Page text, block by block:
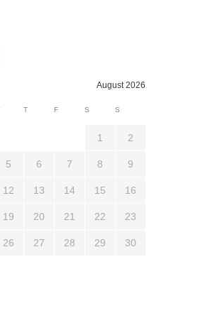
August 2026
T F S S
1 2
5 6 7 8 9
12 13 14 15 16
19 20 21 22 23
26 27 28 29 30